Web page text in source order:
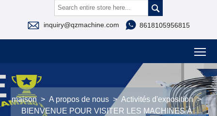

 inquiry@qzmachine.com  8618105956815
maison > A propos de nous > Activités d'exposition >
BIENVENUE POUR VISITER LES MACHINES À